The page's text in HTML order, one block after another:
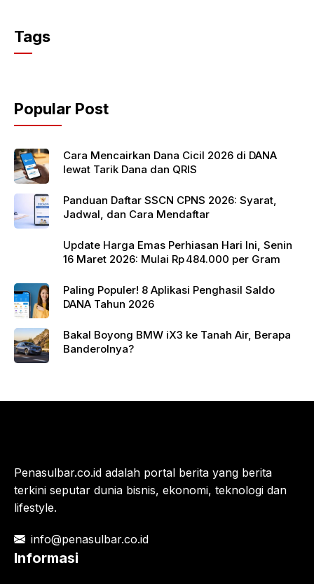
c
e
o
o
k
p
p
Tags
Popular Post
Cara Mencairkan Dana Cicil 2026 di DANA
lewat Tarik Dana dan QRIS
Panduan Daftar SSCN CPNS 2026: Syarat,
Jadwal, dan Cara Mendaftar
Update Harga Emas Perhiasan Hari Ini, Senin
16 Maret 2026: Mulai Rp 484.000 per Gram
Paling Populer! 8 Aplikasi Penghasil Saldo
DANA Tahun 2026
Bakal Boyong BMW iX3 ke Tanah Air, Berapa
Banderolnya?
Penasulbar.co.id adalah portal berita yang berita
terkini seputar dunia bisnis, ekonomi, teknologi dan
lifestyle.
info@penasulbar.co.id
Informasi